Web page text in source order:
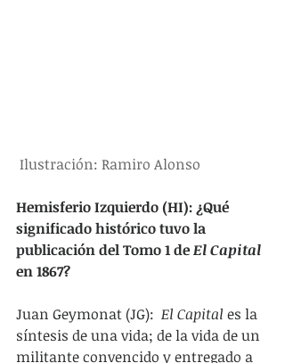
Ilustración: Ramiro Alonso
Hemisferio Izquierdo (HI): ¿Qué
significado histórico tuvo la
publicación del Tomo 1 de El Capital
en 1867?
Juan Geymonat (JG): El Capital es la
síntesis de una vida; de la vida de un
militante convencido y entregado a